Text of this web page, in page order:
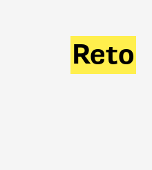
Reto